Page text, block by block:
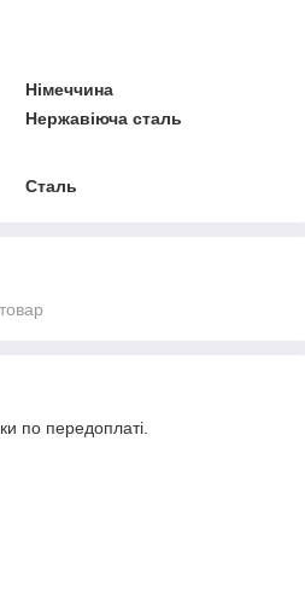
Німеччина
Нержавіюча сталь
Сталь
по передоплаті.